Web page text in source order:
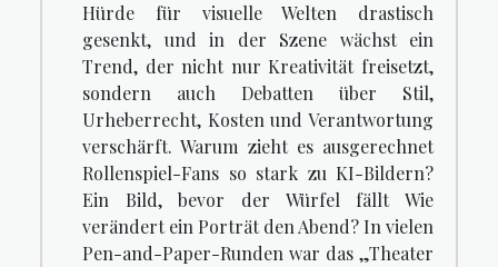
Hürde für visuelle Welten drastisch
gesenkt, und in der Szene wächst ein
Trend, der nicht nur Kreativität freisetzt,
sondern auch Debatten über Stil,
Urheberrecht, Kosten und Verantwortung
verschärft. Warum zieht es ausgerechnet
Rollenspiel-Fans so stark zu KI-Bildern?
Ein Bild, bevor der Würfel fällt Wie
verändert ein Porträt den Abend? In vielen
Pen-and-Paper-Runden war das „Theater